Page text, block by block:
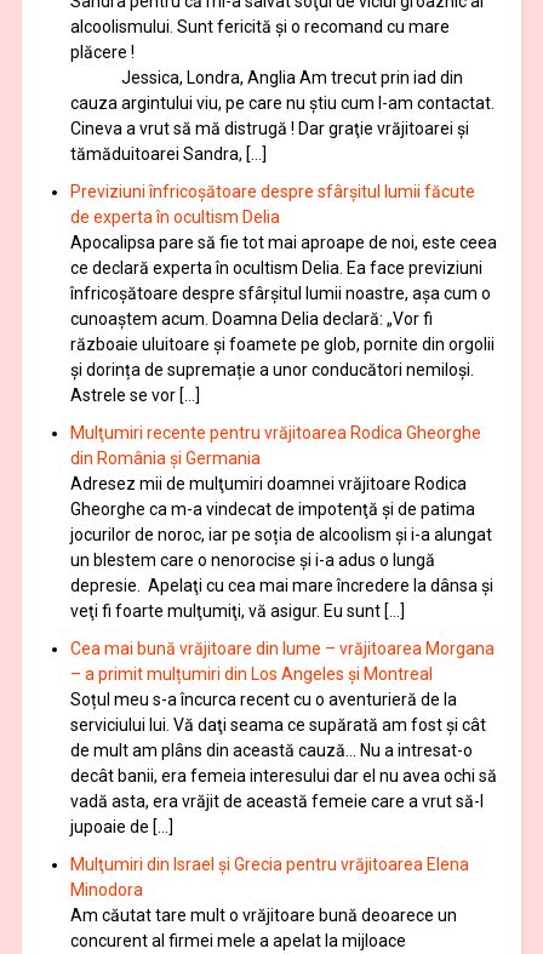
alcoolismului. Sunt fericită și o recomand cu mare
plăcere !
Jessica, Londra, Anglia Am trecut prin iad din
cauza argintului viu, pe care nu știu cum l-am contactat.
Cineva a vrut să mă distrugă ! Dar graţie vrăjitoarei și
tămăduitoarei Sandra, […]
Previziuni înfricoșătoare despre sfârșitul lumii făcute
de experta în ocultism Delia
Apocalipsa pare să fie tot mai aproape de noi, este ceea
ce declară experta în ocultism Delia. Ea face previziuni
înfricoșătoare despre sfârșitul lumii noastre, așa cum o
cunoaștem acum. Doamna Delia declară: „Vor fi
războaie uluitoare și foamete pe glob, pornite din orgolii
și dorința de supremație a unor conducători nemiloși.
Astrele se vor […]
Mulţumiri recente pentru vrăjitoarea Rodica Gheorghe
din România și Germania
Adresez mii de mulţumiri doamnei vrăjitoare Rodica
Gheorghe ca m-a vindecat de impotenţă şi de patima
jocurilor de noroc, iar pe soția de alcoolism și i-a alungat
un blestem care o nenorocise și i-a adus o lungă
depresie. Apelaţi cu cea mai mare încredere la dânsa şi
veţi fi foarte mulţumiţi, vă asigur. Eu sunt […]
Cea mai bună vrăjitoare din lume – vrăjitoarea Morgana
– a primit mulțumiri din Los Angeles și Montreal
Soțul meu s-a încurca recent cu o aventurieră de la
serviciului lui. Vă daţi seama ce supărată am fost şi cât
de mult am plâns din această cauză… Nu a intresat-o
decât banii, era femeia interesului dar el nu avea ochi să
vadă asta, era vrăjit de această femeie care a vrut să-l
jupoaie de […]
Mulţumiri din Israel și Grecia pentru vrăjitoarea Elena
Minodora
Am căutat tare mult o vrăjitoare bună deoarece un
concurent al firmei mele a apelat la mijloace